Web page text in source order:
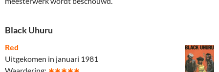
Black Uhuru
Red
Uitgekomen in januari 1981